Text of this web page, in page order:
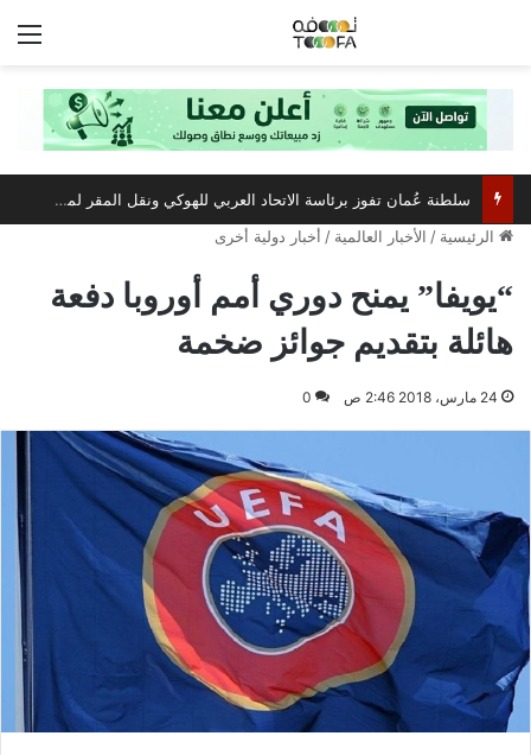
سلطنة عُمان تفوز برئاسة الاتحاد العربي للهوكي ونقل المقر لمسقط
الرئيسية / الأخبار العالمية / أخبار دولية أخرى
“يويفا” يمنح دوري أمم أوروبا دفعة
هائلة بتقديم جوائز ضخمة
24 مارس، 2018 2:46 ص 0